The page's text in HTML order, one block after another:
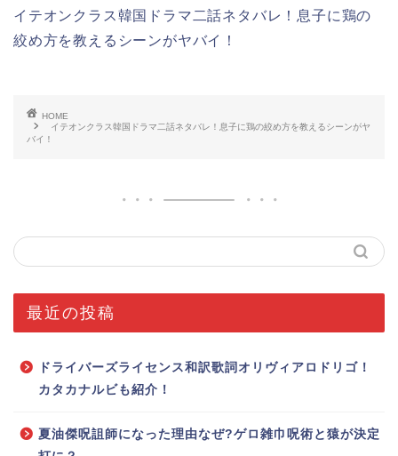
イテオンクラス韓国ドラマ二話ネタバレ！息子に鶏の
絞め方を教えるシーンがヤバイ！
HOME
イテオンクラス韓国ドラマ二話ネタバレ！息子に鶏の絞め方を教えるシーンがヤ
バイ！
最近の投稿
ドライバーズライセンス和訳歌詞オリヴィアロドリゴ！
カタカナルビも紹介！
夏油傑呪詛師になった理由なぜ?ゲロ雑巾呪術と猿が決定